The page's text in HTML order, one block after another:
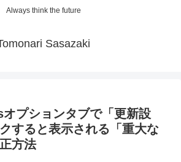
Always think the future
Sasazaki
プションタブで「更新設
すると表示される「重大な
方法